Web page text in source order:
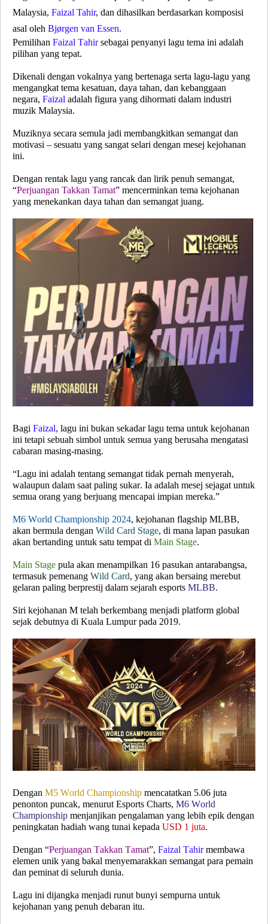
Malaysia, Faizal Tahir, dan dihasilkan berdasarkan komposisi
asal oleh Bjørgen van Essen.
Pemilihan Faizal Tahirsebagai penyanyi lagu tema ini adalah
pilihan yang tepat.
Dikenali dengan vokalnya yang bertenaga serta lagu-lagu yang
mengangkat tema kesatuan, daya tahan, dan kebanggaan
negara, Faizal adalah figura yang dihormati dalam industri
muzik Malaysia.
Muziknya secara semula jadi membangkitkan semangat dan
motivasi – sesuatu yang sangat selari dengan mesej kejohanan
ini.
Dengan rentak lagu yang rancak dan lirik penuh semangat,
“Perjuangan Takkan Tamat” mencerminkan tema kejohanan
yang menekankan daya tahan dan semangat juang.
Bagi Faizal, lagu ini bukan sekadar lagu tema untuk kejohanan
ini tetapi sebuah simbol untuk semua yang berusaha mengatasi
cabaran masing-masing.
“Lagu ini adalah tentang semangat tidak pernah menyerah,
walaupun dalam saat paling sukar. Ia adalah mesej sejagat untuk
semua orang yang berjuang mencapai impian mereka.”
M6 World Championship 2024, kejohanan flagship MLBB,
akan bermula dengan Wild Card Stage, di mana lapan pasukan
akan bertanding untuk satu tempat di Main Stage.
Main Stage pula akan menampilkan 16 pasukan antarabangsa,
termasuk pemenang Wild Card, yang akan bersaing merebut
gelaran paling berprestij dalam sejarah esports MLBB.
Siri kejohanan M telah berkembang menjadi platform global
sejak debutnya di Kuala Lumpur pada 2019.
Dengan M5 World Championship mencatatkan 5.06 juta
penonton puncak, menurut Esports Charts, M6 World
Championship menjanjikan pengalaman yang lebih epik dengan
peningkatan hadiah wang tunai kepada USD 1 juta.
Dengan “Perjuangan Takkan Tamat”, Faizal Tahirmembawa
elemen unik yang bakal menyemarakkan semangat para pemain
dan peminat di seluruh dunia.
Lagu ini dijangka menjadi runut bunyi sempurna untuk
kejohanan yang penuh debaran itu.